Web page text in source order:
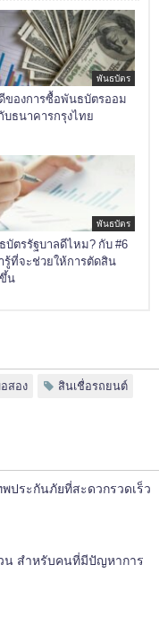
พันธบัตร
ของการซื้อพันธบัตรออม
บธนาคารกรุงไทย
พันธบัตร
บัตรรัฐบาลดีไหม? กับ #6
รู้ที่จะช่วยให้การตัดสิน
น
สอง สินเชื่อรถยนต์
ประกันภัยที่สะดวกรวดเร็ว
น สำหรับคนที่มีปัญหาการ